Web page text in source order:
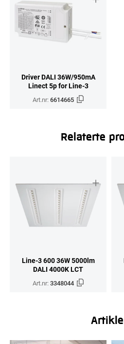
Driver DALI 36W/950mA
Linect 5p for Line-3
Art.nr:6614665
Relaterte
Line-3 600 36W 5000lm
DALI 4000K LCT
Art.nr:3348044